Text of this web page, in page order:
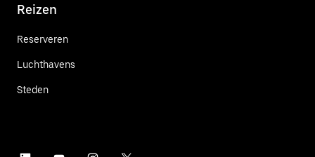
Reizen
Reserveren
Luchthavens
Steden